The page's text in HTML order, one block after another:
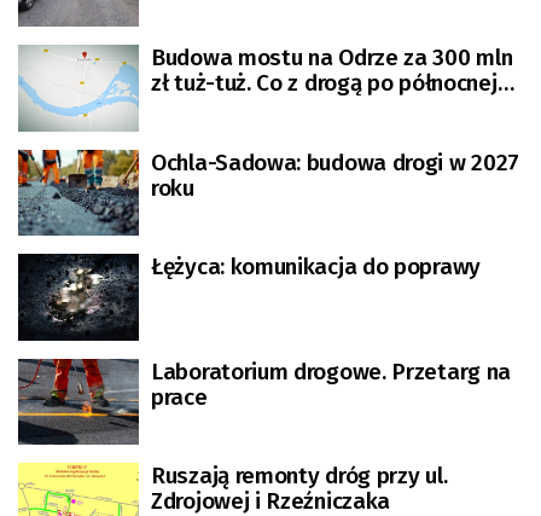
Budowa mostu na Odrze za 300 mln
zł tuż-tuż. Co z drogą po północnej
Ochla-Sadowa: budowa drogi w 2027
roku
Łężyca: komunikacja do poprawy
Laboratorium drogowe. Przetarg na
prace
Ruszają remonty dróg przy ul.
Zdrojowej i Rzeźniczaka